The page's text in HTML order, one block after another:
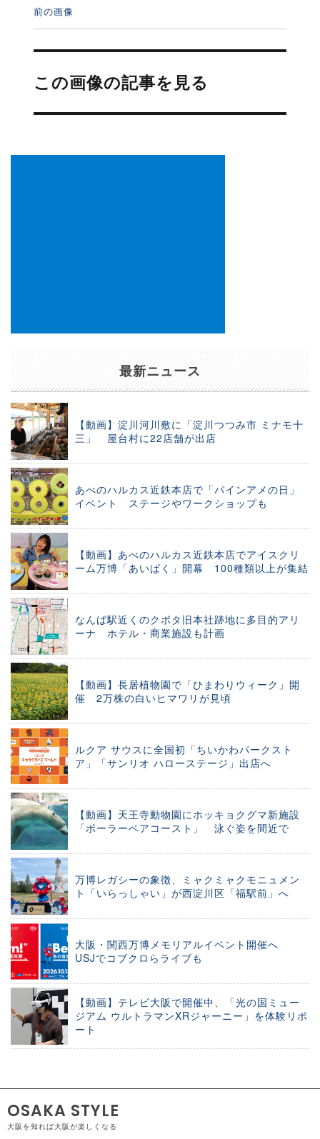
前の画像
投
ナ
ビ
ー
この画像の記事を見る
最新ニュース
【動画】淀川河川敷に「淀川つつみ市 ミナモ十
三」 屋台村に22店舗が出店
あべのハルカス近鉄本店で「パインアメの日」
イベント ステージやワークショップも
【動画】あべのハルカス近鉄本店でアイスクリ
ーム万博「あいぱく」開幕 100種類以上が集結
なんば駅近くのクボタ旧本社跡地に多目的アリ
ーナ ホテル・商業施設も計画
【動画】長居植物園で「ひまわりウィーク」開
催 2万株の白いヒマワリが見頃
ルクア サウスに全国初「ちいかわパークスト
ア」「サンリオ ハローステージ」出店へ
【動画】天王寺動物園にホッキョクグマ新施設
「ポーラーベアコースト」 泳ぐ姿を間近で
万博レガシーの象徴、ミャクミャクモニュメン
ト「いらっしゃい」が西淀川区「福駅前」へ
大阪・関西万博メモリアルイベント開催へ
USJでコブクロらライブも
【動画】テレビ大阪で開催中、「光の国ミュー
ジアム ウルトラマンXRジャーニー」を体験リポ
ート
OSAKA STYLE
大阪を知れば大阪が楽しくなる